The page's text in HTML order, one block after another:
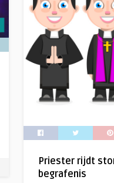
Priester rijdt
begrafenis